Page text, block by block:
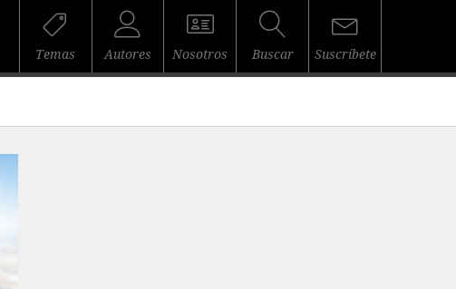
Temas Autores Nosotros Buscar Suscríbete